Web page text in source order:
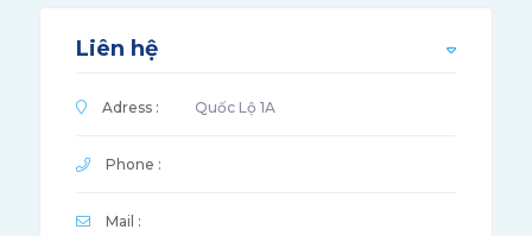
Liên hệ
Adress : Quốc Lộ 1A
Phone :
Mail :